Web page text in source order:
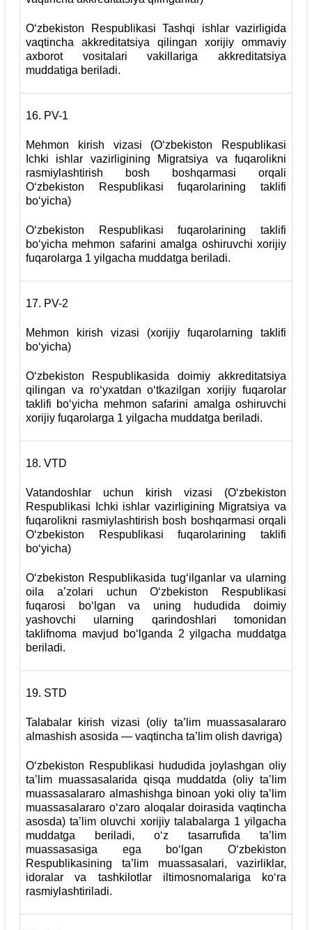
O‘zbekiston Respublikasi Tashqi ishlar vazirligida
vaqtincha akkreditatsiya qilingan xorijiy ommaviy
axborot vositalari vakillariga akkreditatsiya
muddatiga beriladi.
16. PV-1
Mehmon kirish vizasi (O‘zbekiston Respublikasi
Ichki ishlar vazirligining Migratsiya va fuqarolikni
rasmiylashtirish bosh boshqarmasi orqali
O‘zbekiston Respublikasi fuqarolarining taklifi
bo‘yicha)
O‘zbekiston Respublikasi fuqarolarining taklifi
bo‘yicha mehmon safarini amalga oshiruvchi xorijiy
fuqarolarga 1 yilgacha muddatga beriladi.
17. PV-2
Mehmon kirish vizasi (xorijiy fuqarolarning taklifi
bo‘yicha)
O‘zbekiston Respublikasida doimiy akkreditatsiya
qilingan va ro‘yxatdan o‘tkazilgan xorijiy fuqarolar
taklifi bo‘yicha mehmon safarini amalga oshiruvchi
xorijiy fuqarolarga 1 yilgacha muddatga beriladi.
18. VTD
Vatandoshlar uchun kirish vizasi (O‘zbekiston
Respublikasi Ichki ishlar vazirligining Migratsiya va
fuqarolikni rasmiylashtirish bosh boshqarmasi orqali
O‘zbekiston Respublikasi fuqarolarining taklifi
bo‘yicha)
O‘zbekiston Respublikasida tug‘ilganlar va ularning
oila a’zolari uchun O‘zbekiston Respublikasi
fuqarosi bo‘lgan va uning hududida doimiy
yashovchi ularning qarindoshlari tomonidan
taklifnoma mavjud bo‘lganda 2 yilgacha muddatga
beriladi.
19. STD
Talabalar kirish vizasi (oliy ta’lim muassasalararo
almashish asosida — vaqtincha ta’lim olish davriga)
O‘zbekiston Respublikasi hududida joylashgan oliy
ta’lim muassasalarida qisqa muddatda (oliy ta’lim
muassasalararo almashishga binoan yoki oliy ta’lim
muassasalararo o‘zaro aloqalar doirasida vaqtincha
asosda) ta’lim oluvchi xorijiy talabalarga 1 yilgacha
muddatga beriladi, o‘z tasarrufida ta’lim
muassasasiga ega bo‘lgan O‘zbekiston
Respublikasining ta’lim muassasalari, vazirliklar,
idoralar va tashkilotlar iltimosnomalariga ko‘ra
rasmiylashtiriladi.